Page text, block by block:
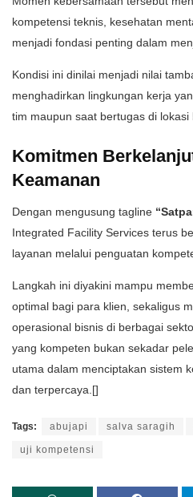
kompetensi teknis, kesehatan
menjadi fondasi penting dalam
Kondisi ini dinilai menjadi nilai
menghadirkan lingkungan kerja
tim maupun saat bertugas di lokasi
Komitmen
Keamanan
Dengan mengusung tagline
Integrated Facility Services terus
layanan melalui penguatan
Langkah ini diyakini mampu
optimal bagi para klien, sekaligus
operasional bisnis di berbagai
yang kompeten bukan sekadar
utama dalam menciptakan sistem
dan terpercaya.[]
Tags: abujapi salva saragih
uji kompetensi